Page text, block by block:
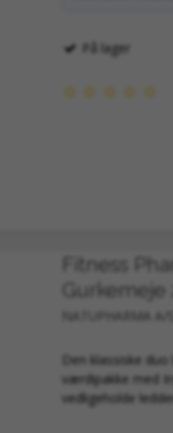
På lager
Fitness
Gurkemeje
NATUPHARMA A/S
Den klassiske
værdipakke med
vedligeholde